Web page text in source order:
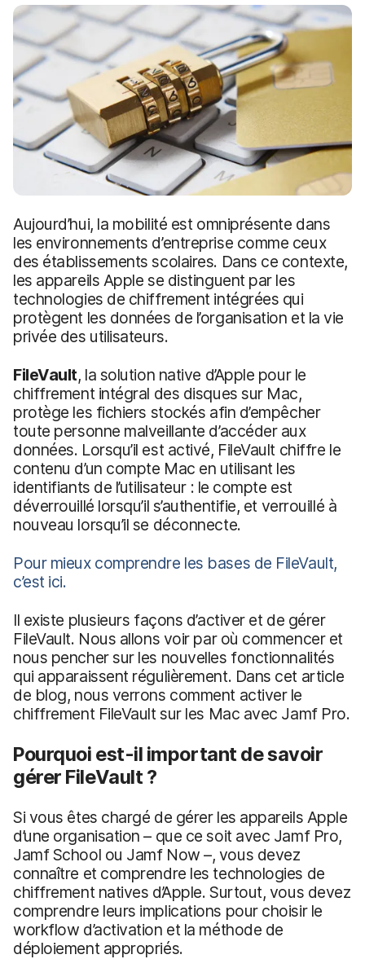
a
m
Aujourd’hui, la mobilité est omniprésente dans
les environnements d’entreprise comme ceux
des établissements scolaires. Dans ce contexte,
les appareils Apple se distinguent par les
technologies de chiffrement intégrées qui
protègent les données de l’organisation et la vie
privée des utilisateurs.
FileVault, la solution native d’Apple pour le
chiffrement intégral des disques sur Mac,
protège les fichiers stockés afin d’empêcher
toute personne malveillante d’accéder aux
données. Lorsqu’il est activé, FileVault chiffre le
contenu d’un compte Mac en utilisant les
identifiants de l’utilisateur : le compte est
déverrouillé lorsqu’il s’authentifie, et verrouillé à
nouveau lorsqu’il se déconnecte.
Pour mieux comprendre les bases de FileVault,
c’est ici.
Il existe plusieurs façons d’activer et de gérer
FileVault. Nous allons voir par où commencer et
nous pencher sur les nouvelles fonctionnalités
qui apparaissent régulièrement. Dans cet article
de blog, nous verrons comment activer le
chiffrement FileVault sur les Mac avec Jamf Pro.
Pourquoi est-il important de savoir
gérer FileVault ?
Si vous êtes chargé de gérer les appareils Apple
d’une organisation – que ce soit avec Jamf Pro,
Jamf School ou Jamf Now –, vous devez
connaître et comprendre les technologies de
chiffrement natives d’Apple. Surtout, vous devez
comprendre leurs implications pour choisir le
workflow d’activation et la méthode de
déploiement appropriés.